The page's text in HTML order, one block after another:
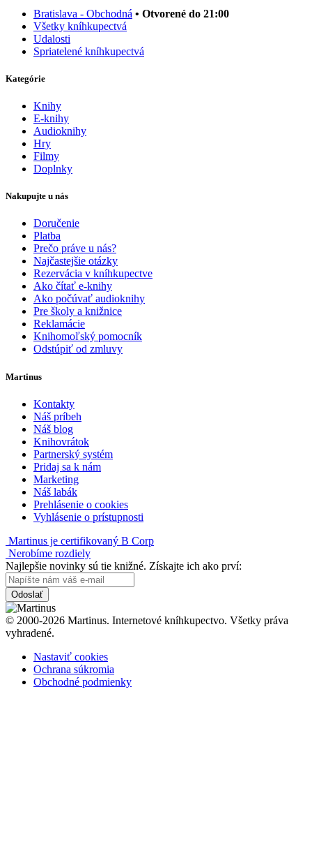
Bratislava - Obchodná • Otvorené do 21:00
Všetky kníhkupectvá
Udalosti
Spriatelené kníhkupectvá
Kategórie
Knihy
E-knihy
Audioknihy
Hry
Filmy
Doplnky
Nakupujte u nás
Doručenie
Platba
Prečo práve u nás?
Najčastejšie otázky
Rezervácia v kníhkupectve
Ako čítať e-knihy
Ako počúvať audioknihy
Pre školy a knižnice
Reklamácie
Knihomoľský pomocník
Odstúpiť od zmluvy
Martinus
Kontakty
Náš príbeh
Náš blog
Knihovrátok
Partnerský systém
Pridaj sa k nám
Marketing
Náš labák
Prehlásenie o cookies
Vyhlásenie o prístupnosti
Martinus je certifikovaný B Corp
Nerobíme rozdiely
Najlepšie novinky sú tie knižné. Získajte ich ako prví:
Odoslať
© 2000-2026 Martinus. Internetové kníhkupectvo. Všetky práva
vyhradené.
Nastaviť cookies
Ochrana súkromia
Obchodné podmienky